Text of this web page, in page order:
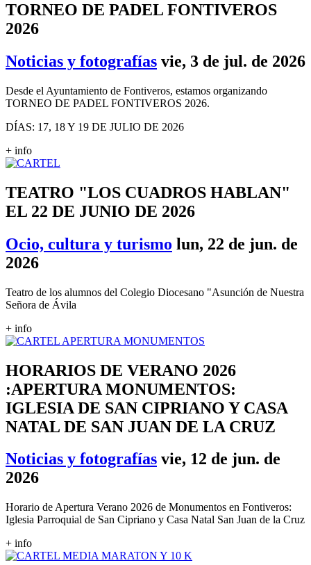
TORNEO DE PADEL FONTIVEROS
2026
Noticias y fotografías vie, 3 de jul. de 2026
Desde el Ayuntamiento de Fontiveros, estamos organizando
TORNEO DE PADEL FONTIVEROS 2026.
DÍAS: 17, 18 Y 19 DE JULIO DE 2026
+ info
TEATRO "LOS CUADROS HABLAN"
EL 22 DE JUNIO DE 2026
Ocio, cultura y turismo lun, 22 de jun. de
2026
Teatro de los alumnos del Colegio Diocesano "Asunción de Nuestra
Señora de Ávila
+ info
HORARIOS DE VERANO 2026
:APERTURA MONUMENTOS:
IGLESIA DE SAN CIPRIANO Y CASA
NATAL DE SAN JUAN DE LA CRUZ
Noticias y fotografías vie, 12 de jun. de
2026
Horario de Apertura Verano 2026 de Monumentos en Fontiveros:
Iglesia Parroquial de San Cipriano y Casa Natal San Juan de la Cruz
+ info